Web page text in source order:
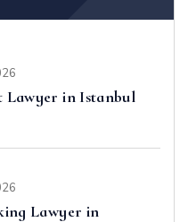
Lawyer in Istanbul
Lawyer in